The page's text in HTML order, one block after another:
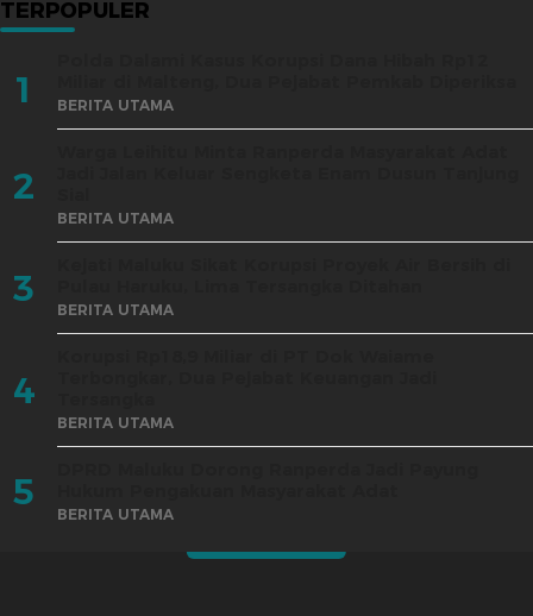
TERPOPULER
1 BERITA UTAMA
2
BERITA UTAMA
3 BERITA UTAMA
4
BERITA UTAMA
5
BERITA UTAMA